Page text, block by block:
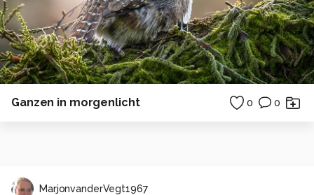
Ganzen in morgenlicht 0 0
MarjonvanderVegt1967